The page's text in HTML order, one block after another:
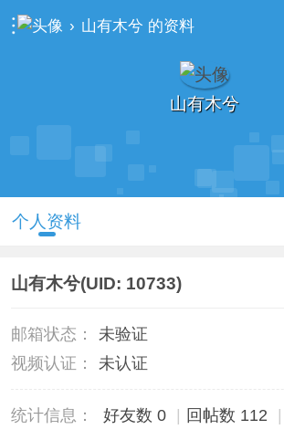
› 山有木兮 的资料
山有木兮
个人资料
山有木兮(UID: 10733)
邮箱状态：
未验证
视频认证：
未认证
统计信息： 好友数 0 | 回帖数 112 |